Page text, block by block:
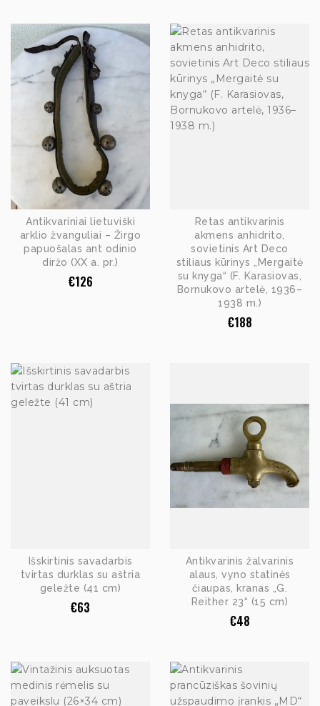
Antikvariniai lietuviški
arklio žvanguliai – Žirgo
papuošalas ant odinio
diržo (XX a. pr.)
€126
Retas antikvarinis
akmens anhidrito,
sovietinis Art Deco
stiliaus kūrinys „Mergaitė
su knyga“ (F. Karasiovas,
Bornukovo artelė, 1936–
1938 m.)
€188
Išskirtinis savadarbis
tvirtas durklas su aštria
geležte (41 cm)
€63
Antikvarinis žalvarinis
alaus, vyno statinės
čiaupas, kranas „G.
Reither 23“ (15 cm)
€48